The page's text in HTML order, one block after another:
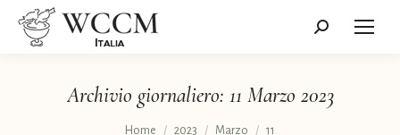
Cerca:
Archivio giornaliero: 11 Marzo 2023
Tu sei qui:
Home 2023 Marzo 11